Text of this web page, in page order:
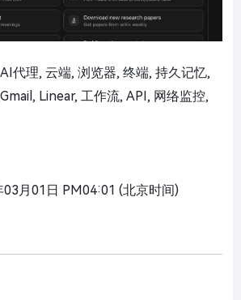
代理, 云端, 浏览器, 终端, 持久记忆,
Linear, 工作流, API, 网络监控,
03月01日 PM04:01 (北京时间)